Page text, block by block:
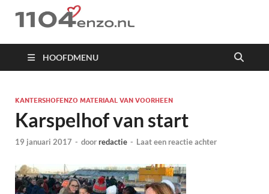
1104 en zo
HOOFDMENU
KANTERSHOFENZO MATERIAAL VAN VOORHEEN
Karspelhof van start
19 januari 2017 - doorredactie - Laat een reactie achter